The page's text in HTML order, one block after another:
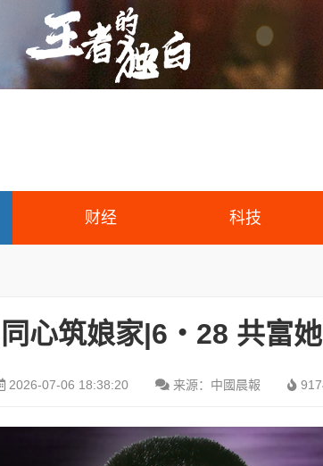
财经 科技
心筑娘家|6・28 共富
2026-07-06 18:38:20 来源：中國晨報